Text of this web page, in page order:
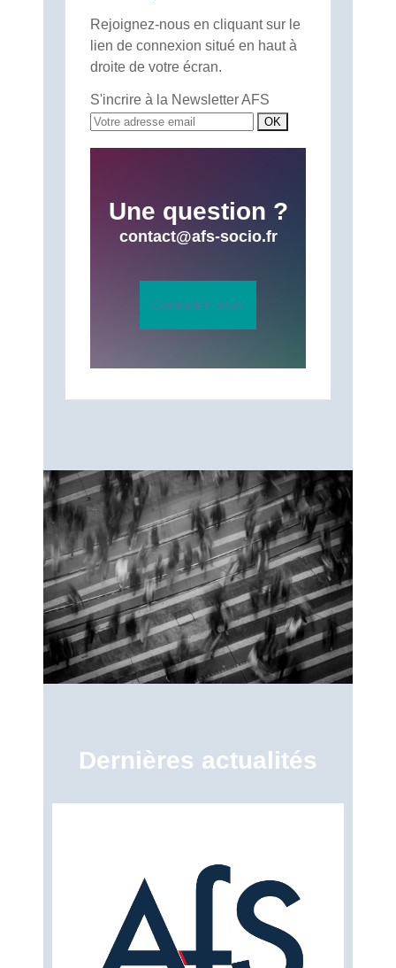
Rejoignez-nous en cliquant sur le
lien de connexion situé en haut à
droite de votre écran.
S'incrire à la Newsletter AFS
Une question ?
contact@afs-socio.fr
Contactez-nous
Dernières actualités